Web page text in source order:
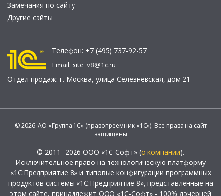
Замечания по сайту
Другие сайты
Телефон: +7 (495) 737-92-57
Email: site_v8@1c.ru
Отдел продаж: г. Москва, улица Селезнёвская, дом 21
© 2026 АО «Группа 1С» (правопреемник «1С»). Все права на сайт
защищены
© 2011- 2026 ООО «1С-Софт» (о компании).
Исключительное право на технологическую платформу
«1С:Предприятие 8» и типовые конфигурации программных
продуктов системы «1С:Предприятие 8», представленные на
этом сайте, принадлежит ООО «1С-Софт» - 100% дочерней